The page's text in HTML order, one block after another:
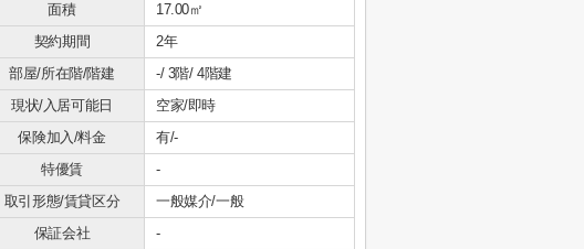
面積
17.00㎡
契約期間
2年
部屋/所在階/階建
-/ 3階/ 4階建
現状/入居可能日
空家/即時
保険加入/料金
有/-
特優賃
-
取引形態/賃貸区分
一般媒介/一般
保証会社 -